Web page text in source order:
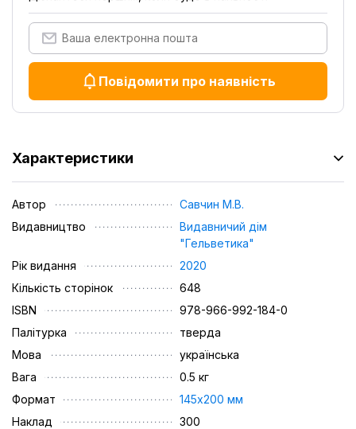
Повідомити про наявність
Характеристики
Автор
Савчин М.В.
Видавництво
Видавничий дім
"Гельветика"
Рік видання
2020
Кількість сторінок
648
ISBN
978-966-992-184-0
Палітурка
тверда
Мова
українська
Вага
0.5 кг
Формат
145х200 мм
Наклад
300